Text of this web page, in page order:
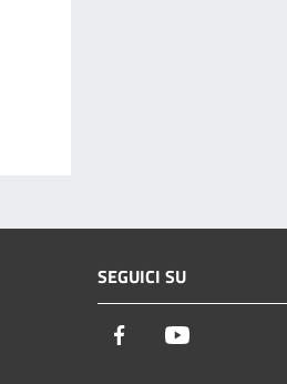
SEGUICI SU
Facebook